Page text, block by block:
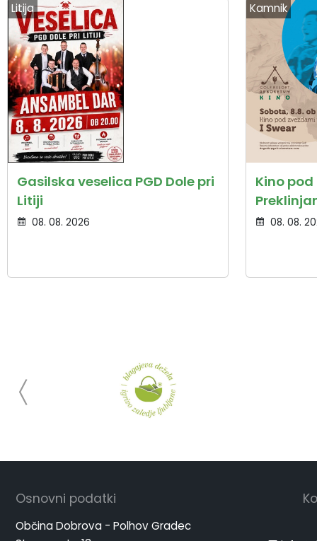
Litija
Gasilska veselica PGD Dole pri
Litiji
08. 08. 2026
Kamnik
Kino
08. 08.
Osnovni podatki
Občina Dobrova - Polhov Gradec